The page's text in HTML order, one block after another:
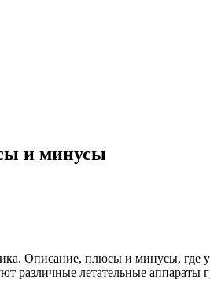
и минусы
Описание, плюсы и минусы, где
различные летательные аппараты